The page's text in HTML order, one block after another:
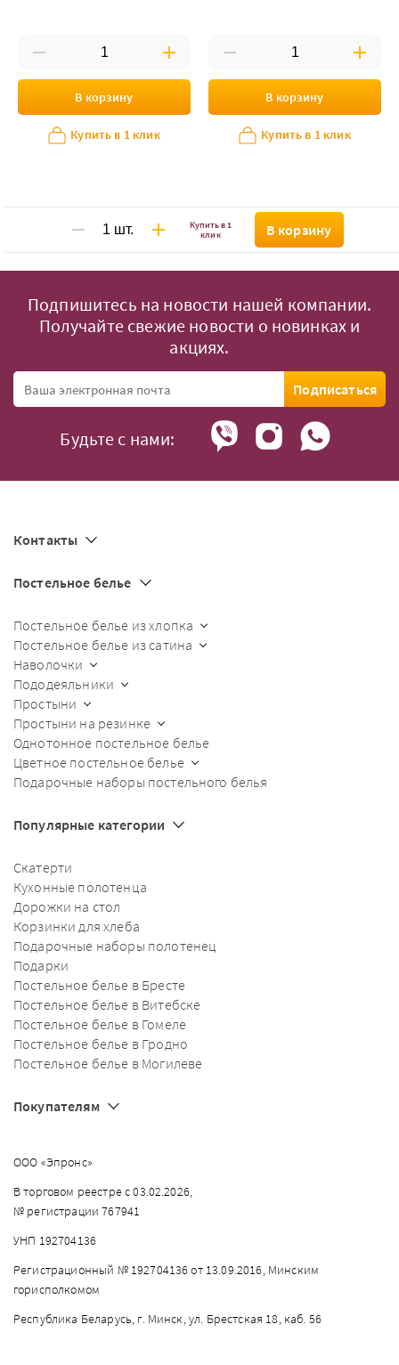
В корзину
Купить в 1 клик
В корзину
Купить в 1 клик
Купить в 1
клик
В корзину
Подпишитесь на новости нашей компании.
Получайте свежие новости о новинках и
акциях.
Подписаться
Будьте с нами:
Контакты
Постельное белье
Постельное белье из хлопка
Постельное белье из сатина
Наволочки
Пододеяльники
Простыни
Простыни на резинке
Однотонное постельное белье
Цветное постельное белье
Подарочные наборы постельного белья
Популярные категории
Скатерти
Кухонные полотенца
Дорожки на стол
Корзинки для хлеба
Подарочные наборы полотенец
Подарки
Постельное белье в Бресте
Постельное белье в Витебске
Постельное белье в Гомеле
Постельное белье в Гродно
Постельное белье в Могилеве
Покупателям
ООО «Эпронс»
В торговом реестре с 03.02.2026,
№ регистрации 767941
УНП 192704136
Регистрационный № 192704136 от 13.09.2016, Минским
горисполкомом
Республика Беларусь, г. Минск, ул. Брестская 18, каб. 56